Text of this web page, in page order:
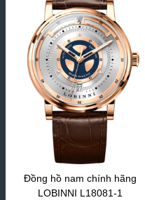
Đồng hồ nam chính hãng
LOBINNI L18081-1